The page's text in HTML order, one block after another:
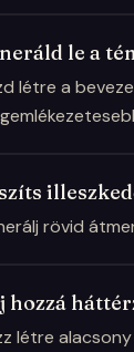
le a
létre a
rövid
hozzá
létre